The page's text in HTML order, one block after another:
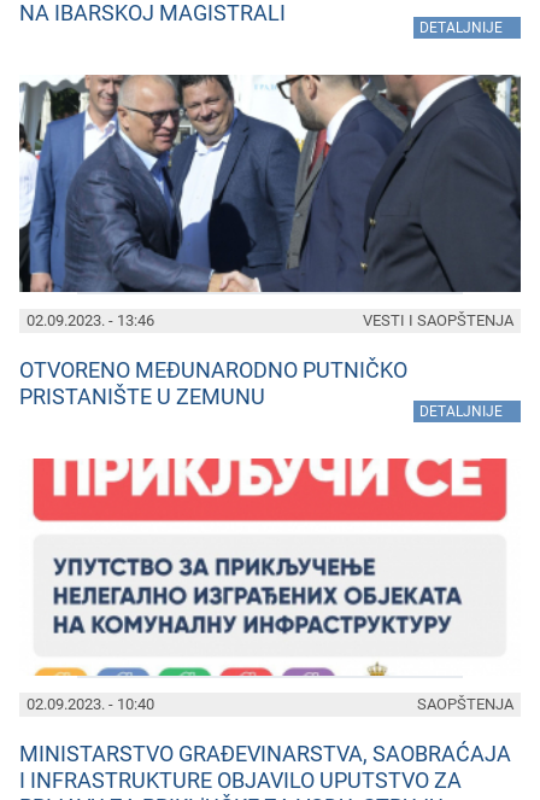
NA IBARSKOJ MAGISTRALI
DETALJNIJE
02.09.2023. - 13:46
OTVORENO MEĐUNARODNO PUTNIČKO
PRISTANIŠTE U ZEMUNU
DETALJNIJE
VESTI I SAOPŠTENJA
02.09.2023. - 10:40
MINISTARSTVO GRAĐEVINARSTVA, SAOBRAĆAJA
I INFRASTRUKTURE OBJAVILO UPUTSTVO ZA
SAOPŠTENJA